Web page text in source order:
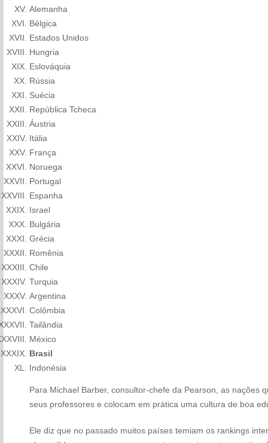
Alemanha
Bélgica
Estados Unidos
Hungria
Eslováquia
Rússia
Suécia
República Tcheca
Áustria
Itália
França
Noruega
Portugal
Espanha
Israel
Bulgária
Grécia
Romênia
Chile
Turquia
Argentina
Colômbia
Tailândia
México
Brasil
Indonésia
Para Michael Barber, consultor-chefe da Pearson, as nações
seus professores e colocam em prática uma cultura de boa
Ele diz que no passado muitos países temiam os rankings